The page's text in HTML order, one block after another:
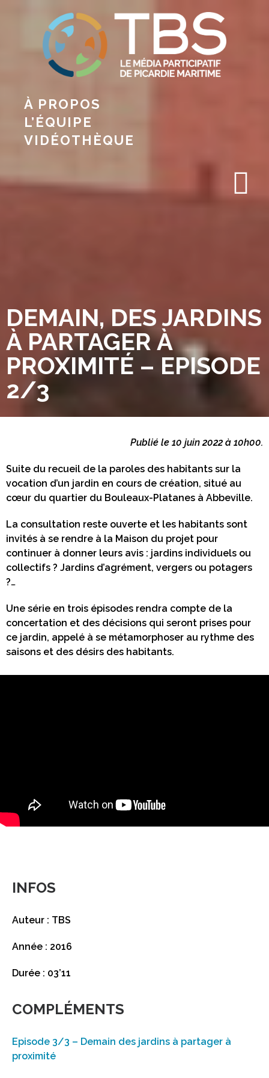
À PROPOS
L’ÉQUIPE
VIDÉOTHÈQUE
DEMAIN, DES JARDINS
À PARTAGER À
PROXIMITÉ – EPISODE
2/3
Publié le 10 juin 2022 à 10h00.
Suite du recueil de la paroles des habitants sur la
vocation d’un jardin en cours de création, situé au
cœur du quartier du Bouleaux-Platanes à Abbeville.
La consultation reste ouverte et les habitants sont
invités à se rendre à la Maison du projet pour
continuer à donner leurs avis : jardins individuels ou
collectifs ? Jardins d’agrément, vergers ou potagers
?…
Une série en trois épisodes rendra compte de la
concertation et des décisions qui seront prises pour
ce jardin, appelé à se métamorphoser au rythme des
saisons et des désirs des habitants.
INFOS
Auteur : TBS
Année : 2016
Durée : 03’11
COMPLÉMENTS
Episode 3/3 – Demain des jardins à partager à
proximité